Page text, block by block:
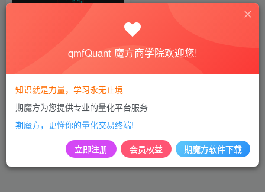
全球集运市场基本面深度解析
市场动态
2年前 329
qmfQuant 魔方商学院欢迎您!
知识就是力量，学习永无止境
期魔方为您提供专业的量化平台服务
期魔方，更懂你的量化交易终端!
立即注册 会员权益 期魔方软件下载